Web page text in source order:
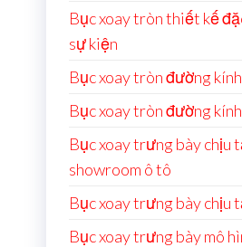
Bục xoay tròn thiết kế
sự kiện
Bục xoay tròn đường
Bục xoay tròn đường
Bục xoay trưng bày chịu
showroom ô tô
Bục xoay trưng bày chịu
Bục xoay trưng bày mô